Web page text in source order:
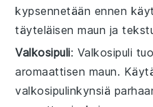
kypsennetään ennen
täyteläisen maun ja
Valkosipuli: Valkosipuli
aromaattisen maun.
valkosipulinkynsiä